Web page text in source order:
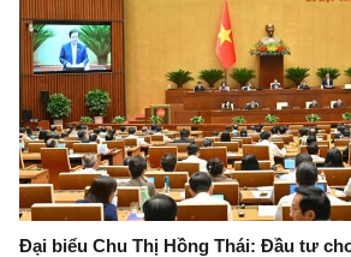
Đại biểu Chu Thị Hồng Thái: Đầu tư